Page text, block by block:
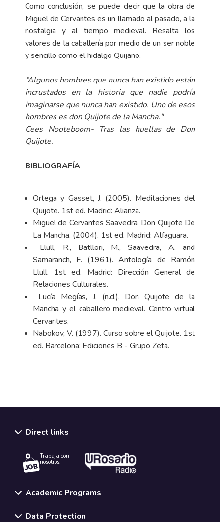
Como conclusión, se puede decir que la obra de
Miguel de Cervantes es un llamado al pasado, a la
nostalgia y al tiempo medieval. Resalta los
valores de la caballería por medio de un ser noble
y sencillo como el hidalgo Quijano.
“Algunos hombres que nunca han existido están
incrustados en la historia que nadie podría
imaginarse que nunca han existido. Uno de esos
hombres es don Quijote de la Mancha."
Cees Nooteboom- Tras las huellas de Don
Quijote.
BIBLIOGRAFÍA
Ortega y Gasset, J. (2005). Meditaciones del
Quijote. 1st ed. Madrid: Alianza.
Miguel de Cervantes Saavedra. Don Quijote De
La Mancha. (2004). 1st ed. Madrid: Alfaguara.
Llull, R., Batllori, M., Saavedra, A. and
Samaranch, F. (1961). Antología de Ramón
Llull. 1st ed. Madrid: Dirección General de
Relaciones Culturales.
Lucía Megías, J. (n.d.). Don Quijote de la
Mancha y el caballero medieval. Centro virtual
Cervantes.
Nabokov, V. (1997). Curso sobre el Quijote. 1st
ed. Barcelona: Ediciones B - Grupo Zeta.
Direct links
Trabaja con
nosotros.
Academic Programs
Data Protection